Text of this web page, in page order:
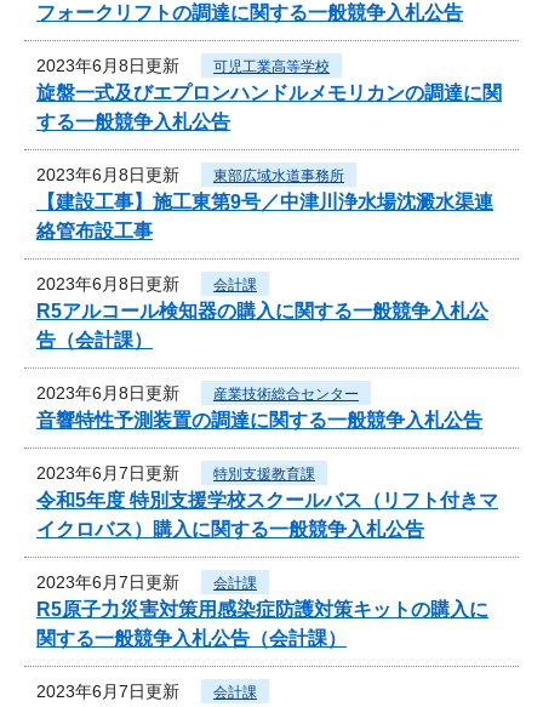
フォークリフトの調達に関する一般競争入札公告
2023年6月8日更新 可児工業高等学校
旋盤一式及びエプロンハンドルメモリカンの調達に関
する一般競争入札公告
2023年6月8日更新 東部広域水道事務所
【建設工事】施工東第9号／中津川浄水場沈澱水渠連
絡管布設工事
2023年6月8日更新 会計課
R5アルコール検知器の購入に関する一般競争入札公
告（会計課）
2023年6月8日更新 産業技術総合センター
音響特性予測装置の調達に関する一般競争入札公告
2023年6月7日更新 特別支援教育課
令和5年度 特別支援学校スクールバス（リフト付きマ
イクロバス）購入に関する一般競争入札公告
2023年6月7日更新 会計課
R5原子力災害対策用感染症防護対策キットの購入に
関する一般競争入札公告（会計課）
2023年6月7日更新 会計課